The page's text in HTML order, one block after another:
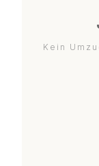
Kein